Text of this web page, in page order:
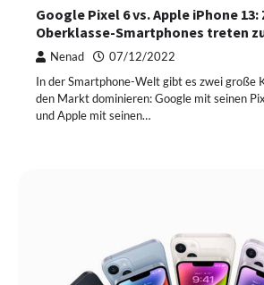
Google Pixel 6 vs. Apple iPhone 13:
Oberklasse-Smartphones treten
Nenad 07/12/2022
In der Smartphone-Welt gibt es zwei große
den Markt dominieren: Google mit seinen
und Apple mit seinen…